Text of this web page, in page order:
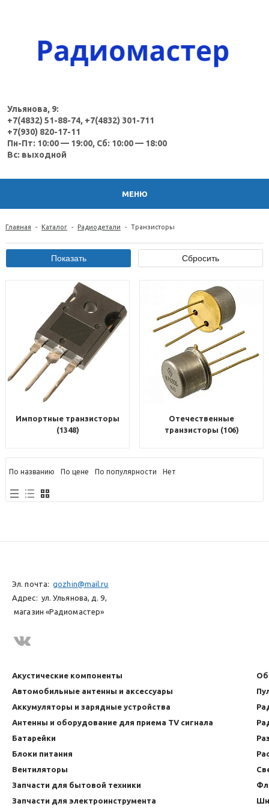
Ульянова, 9:
+7(4832) 51-88-74, +7(4832) 301-711
+7(930) 820-17-11
Пн-Пт: 10:00 — 19:00, Сб: 10:00 — 18:00
Вс: выходной
МЕНЮ
Главная - Каталог - Радиодетали - Транзисторы
Импортные транзисторы
(1348)
Отечественные
транзисторы (106)
По названию По цене По популярности Нет
Эл. почта: gozhin@mail.ru
Адрес: ул. Ульянова, д. 9,
магазин «Радиомастер»
Акустические компоненты
Автомобильные антенны и аксессуары
Аккумуляторы и зарядные устройства
Антенны и оборудование для приема TV сигнала
Батарейки
Блоки питания
Вентиляторы
Запчасти для бытовой техники
Запчасти для электроинструмента